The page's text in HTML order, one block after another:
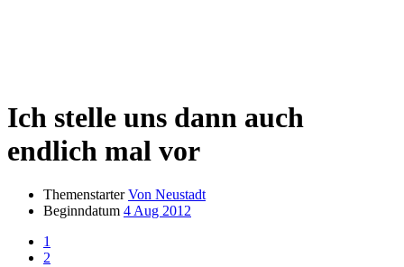
Ich stelle uns dann auch
endlich mal vor
Themenstarter Von Neustadt
Beginndatum 4 Aug 2012
1
2